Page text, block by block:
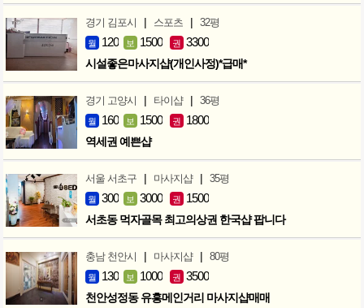
경기 김포시 | 스포츠 | 32평
월 120 보 1500 권 3300
시설좋은마사지샵(개인사정)*급매*
경기 고양시 | 타이샵 | 36평
월 160 보 1500 권 1800
역세권 예쁜샵
서울 서초구 | 마사지샵 | 35평
월 300 보 3000 권 1500
서초동 먹자골목 최고의상권 한국샵 팝니다
충남 천안시 | 마사지샵 | 80평
월 130 보 1000 권 3500
천안성정동 유흥메인거리 마사지샵매매